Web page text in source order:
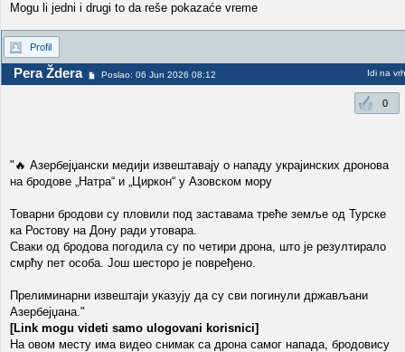
Mogu li jedni i drugi to da reše pokazaće vreme
Profil
Pera Ždera Poslao: 06 Jun 2026 08:12 Idi na vrh
0
"🔥 Азербејџански медији извештавају о нападу украјинских дронова
на бродове „Натра“ и „Циркон“ у Азовском мору
Товарни бродови су пловили под заставама треће земље од Турске
ка Ростову на Дону ради утовара.
Сваки од бродова погодила су по четири дрона, што је резултирало
смрћу пет особа. Још шесторо је повређено.
Прелиминарни извештаји указују да су сви погинули држављани
Азербејџана."
[Link mogu videti samo ulogovani korisnici]
На овом месту има видео снимак са дрона самог напада, бродовису